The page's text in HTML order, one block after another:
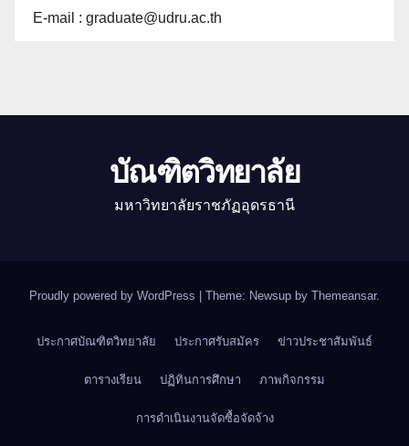
E-mail : graduate@udru.ac.th
บัณฑิตวิทยาลัย
มหาวิทยาลัยราชภัฏอุดรธานี
Proudly powered by WordPress Theme: Newsup by Themeansar.
ประกาศบัณฑิตวิทยาลัย ประกาศรับสมัคร ข่าวประชาสัมพันธ์
ตารางเรียน ปฏิทินการศึกษา ภาพกิจกรรม
การดำเนินงานจัดซื้อจัดจ้าง